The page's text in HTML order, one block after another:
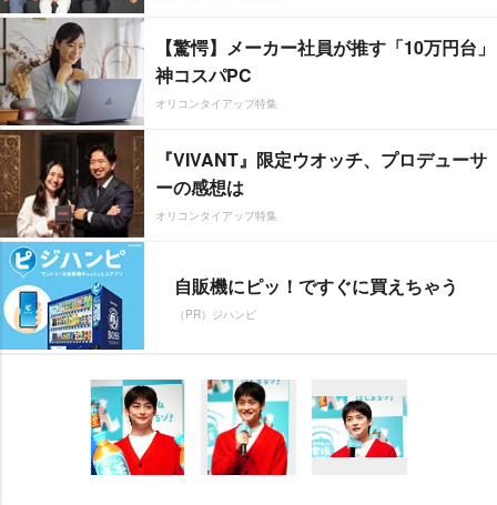
【驚愕】メーカー社員が推す「10万円台」
神コスパPC
オリコンタイアップ特集
『VIVANT』限定ウオッチ、プロデューサ
ーの感想は
オリコンタイアップ特集
自販機にピッ！ですぐに買えちゃう
（PR）ジハンピ